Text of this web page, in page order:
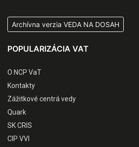
Archívna verzia VEDA NA DOSAH
POPULARIZÁCIA VAT
O NCP VaT
Kontakty
Zážitkové centrá vedy
Quark
SK CRIS
CIP VVI